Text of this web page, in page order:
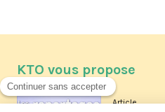
KTO vous propose
Article